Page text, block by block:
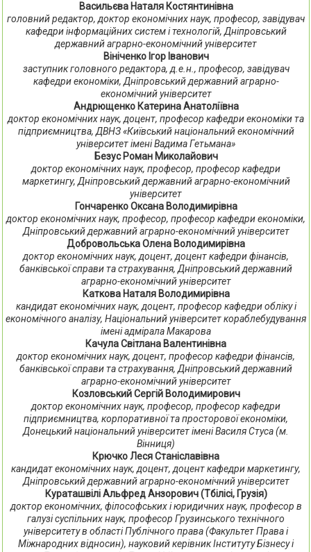
Васильєва Наталя Костянтинівна
головний редактор, доктор економічних наук, професор, завідувач
кафедри інформаційних систем і технологій, Дніпровський
державний аграрно-економічний університет
Вініченко Ігор Іванович
заступник головного редактора, д.е.н., професор, завідувач
кафедри економіки, Дніпровський державний аграрно-
економічний університет
Андрющенко Катерина Анатоліївна
доктор економічних наук, доцент, професор кафедри економіки та
підприємництва, ДВНЗ «Київський національний економічний
університет імені Вадима Гетьмана»
Безус Роман Миколайович
доктор економічних наук, професор, професор кафедри
маркетингу, Дніпровський державний аграрно-економічний
університет
Гончаренко Оксана Володимирівна
доктор економічних наук, професор, професор кафедри економіки,
Дніпровський державний аграрно-економічний університет
Добровольська Олена Володимирівна
доктор економічних наук, доцент, доцент кафедри фінансів,
банківської справи та страхування, Дніпровський державний
аграрно-економічний університет
Каткова Наталя Володимирівна
кандидат економічних наук, доцент, професор кафедри обліку і
економічного аналізу, Національний університет кораблебудування
імені адмірала Макарова
Качула Світлана Валентинівна
доктор економічних наук, доцент, професор кафедри фінансів,
банківської справи та страхування, Дніпровський державний
аграрно-економічний університет
Козловський Сергій Володимирович
доктор економічних наук, професор, професор кафедри
підприємництва, корпоративної та просторової економіки,
Донецький національний університет імені Василя Стуса (м.
Вінниця)
Крючко Леся Станіславівна
кандидат економічних наук, доцент, доцент кафедри маркетингу,
Дніпровський державний аграрно-економічний університет
Кураташвілі Альфред Анзорович (Тбілісі, Грузія)
доктор економічних, філософських і юридичних наук, професор в
галузі суспільних наук, професор Грузинського технічного
університету в області Публічного права (Факультет Права і
Міжнародних відносин), науковий керівник Інституту Бізнесу і